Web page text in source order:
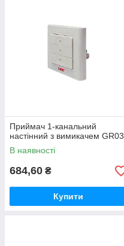
Приймач 1-канальний
настінний з вимикачем GR03
В наявності
684,60 ₴
Купити